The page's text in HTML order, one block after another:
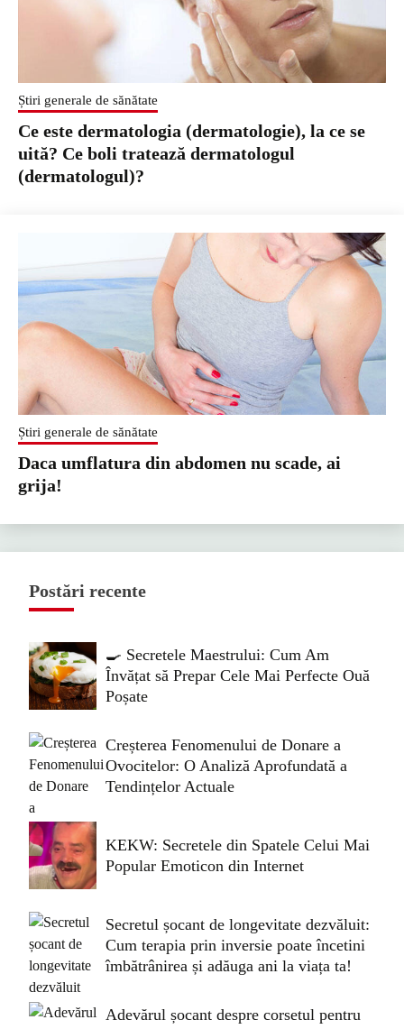
Știri generale de sănătate
Ce este dermatologia (dermatologie), la ce se
uită? Ce boli tratează dermatologul
(dermatologul)?
Știri generale de sănătate
Daca umflatura din abdomen nu scade, ai
grija!
Postări recente
🍳 Secretele Maestrului: Cum Am
Învățat să Prepar Cele Mai Perfecte Ouă
Poșate
Creșterea Fenomenului de Donare a
Ovocitelor: O Analiză Aprofundată a
Tendințelor Actuale
KEKW: Secretele din Spatele Celui Mai
Popular Emoticon din Internet
Secretul șocant de longevitate dezvăluit:
Cum terapia prin inversie poate încetini
îmbătrânirea și adăuga ani la viața ta!
Adevărul șocant despre corsetul pentru